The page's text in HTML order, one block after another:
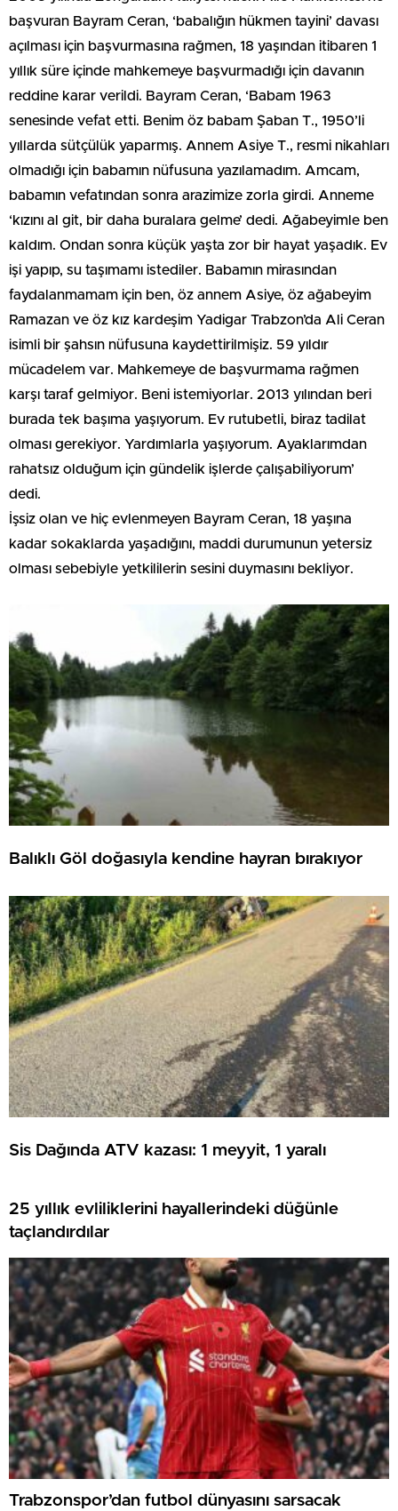
başvuran Bayram Ceran, ‘babalığın hükmen tayini’ davası
açılması için başvurmasına rağmen, 18 yaşından itibaren 1
yıllık süre içinde mahkemeye başvurmadığı için davanın
reddine karar verildi. Bayram Ceran, ‘Babam 1963
senesinde vefat etti. Benim öz babam Şaban T., 1950’li
yıllarda sütçülük yaparmış. Annem Asiye T., resmi nikahları
olmadığı için babamın nüfusuna yazılamadım. Amcam,
babamın vefatından sonra arazimize zorla girdi. Anneme
‘kızını al git, bir daha buralara gelme’ dedi. Ağabeyimle ben
kaldım. Ondan sonra küçük yaşta zor bir hayat yaşadık. Ev
işi yapıp, su taşımamı istediler. Babamın mirasından
faydalanmamam için ben, öz annem Asiye, öz ağabeyim
Ramazan ve öz kız kardeşim Yadigar Trabzon’da Ali Ceran
isimli bir şahsın nüfusuna kaydettirilmişiz. 59 yıldır
mücadelem var. Mahkemeye de başvurmama rağmen
karşı taraf gelmiyor. Beni istemiyorlar. 2013 yılından beri
burada tek başıma yaşıyorum. Ev rutubetli, biraz tadilat
olması gerekiyor. Yardımlarla yaşıyorum. Ayaklarımdan
rahatsız olduğum için gündelik işlerde çalışabiliyorum’
dedi.
İşsiz olan ve hiç evlenmeyen Bayram Ceran, 18 yaşına
kadar sokaklarda yaşadığını, maddi durumunun yetersiz
olması sebebiyle yetkililerin sesini duymasını bekliyor.
Balıklı Göl doğasıyla kendine hayran bırakıyor
Sis Dağında ATV kazası: 1 meyyit, 1 yaralı
25 yıllık evliliklerini hayallerindeki düğünle
taçlandırdılar
Trabzonspor’dan futbol dünyasını sarsacak